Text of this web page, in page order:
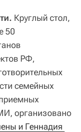
Круглый стол,
50
РФ,
семейных
организовано
и Геннадия